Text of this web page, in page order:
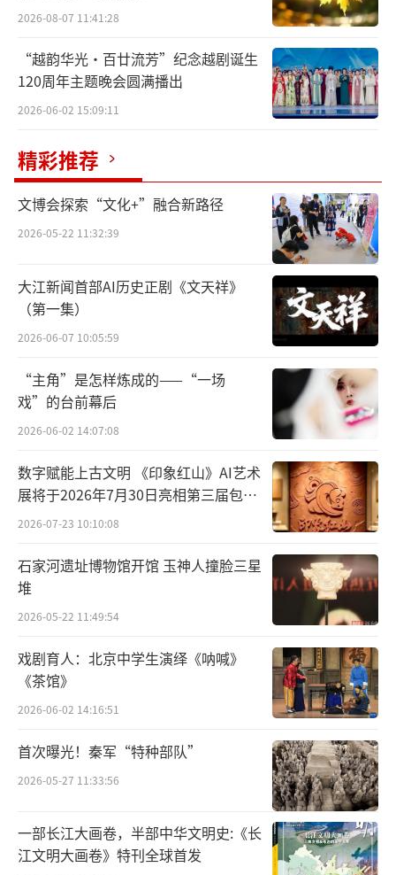
“我之前跟妈妈来过很多次中国，但这是
我第一次到北京。”采访前，林米阳刚结束了
故宫的游览。他认真地分享道：“参观故宫真
的是一次很酷的经历！在西班牙没有这样的建
筑，我喜欢听导游讲解那些建筑的历史和独特
采访中，林米阳始终用流利而自然的中文
对答。对此，他解释说：“我从小就开始学习
中文，因为我的妈妈是中国人。”谈话间，他
的妈妈始终静静地守在镜头旁，偶尔会提醒孩
子挺直腰背。这一简单的动作，是中国妈妈们
图为林米阳与妈妈的合照
2026-08-07 11:41:28
“越韵华光·百廿流芳”纪念越剧诞生
120周年主题晚会圆满播出
2026-06-02 15:09:11
精彩推荐
文博会探索“文化+”融合新路径
2026-05-22 11:32:39
大江新闻首部AI历史正剧《文天祥》
（第一集）
2026-06-07 10:05:59
“主角”是怎样炼成的——“一场
戏”的台前幕后
2026-06-02 14:07:08
数字赋能上古文明 《印象红山》AI艺术
展将于2026年7月30日亮相第三届包头
艺博会
2026-07-23 10:10:08
石家河遗址博物馆开馆 玉神人撞脸三星
堆
2026-05-22 11:49:54
戏剧育人：北京中学生演绎《呐喊》
《茶馆》
2026-06-02 14:16:51
首次曝光！秦军“特种部队”
2026-05-27 11:33:56
一部长江大画卷，半部中华文明史:《长
江文明大画卷》特刊全球首发